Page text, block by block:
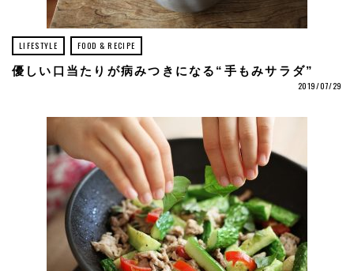
LIFESTYLE FOOD & RECIPE
優しい口当たりが病みつきになる“手もみサラダ”
2019/07/29